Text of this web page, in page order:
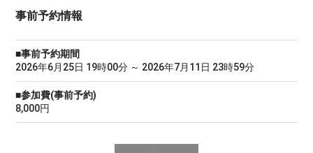
事前予約情報
■事前予約期間
2026年6月25日 19時00分 ～ 2026年7月11日 23時59分
■参加費(事前予約)
8,000円